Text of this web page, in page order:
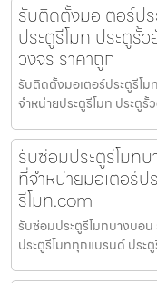
รับติดตั้งมอเตอร์ปร
ประตูรีโมท ประตูรั้
วงจร ราคาถูก
รับติดตั้งมอเตอร์ประตูรีโม
จำหน่ายประตูรีโมท ประตูรั้
รับซ่อมประตูรีโมท
ที่จำหน่ายมอเตอร์
รีโมท.com
รับซ่อมประตูรีโมทบางบอน
ประตูรีโมททุกแบรนด์ ปร